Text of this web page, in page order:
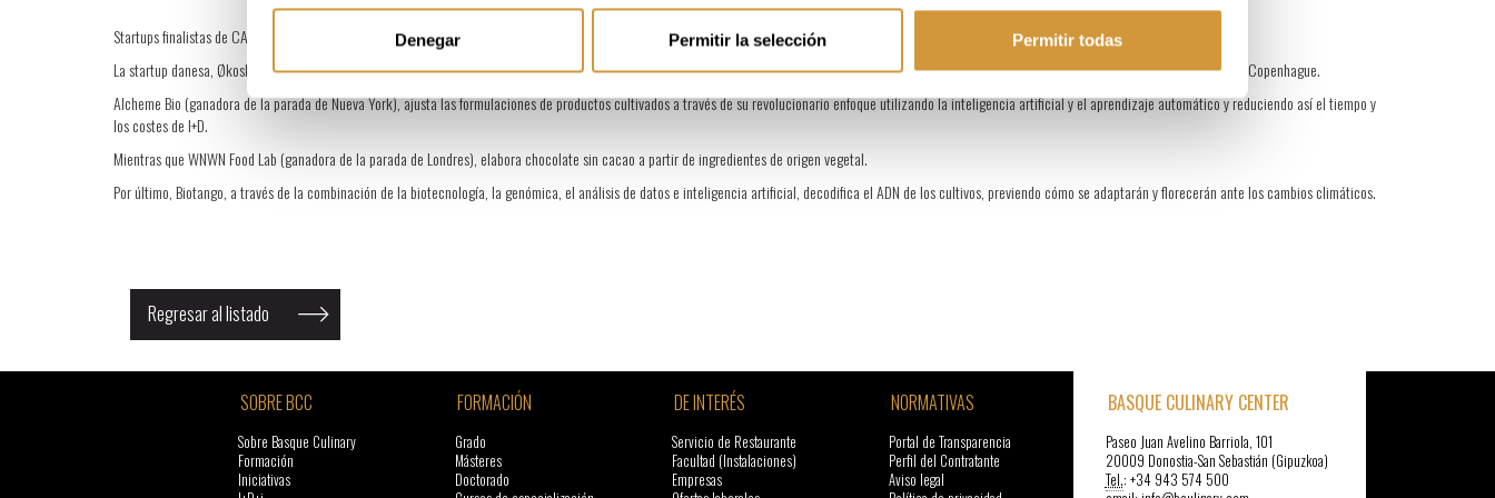
Denegar Permitir la selección Permitir todas
Startups finalistas de CA! On The Road
La startup danesa, Økoskabet, por su parte, conecta agricultores y productores locales directamente con el cliente para ofrecerle productos frescos de manera sostenible a través de “cabañas” repartidas por Copenhague.
Alcheme Bio (ganadora de la parada de Nueva York), ajusta las formulaciones de productos cultivados a través de su revolucionario enfoque utilizando la inteligencia artificial y el aprendizaje automático y reduciendo así el tiempo y
los costes de I+D.
Mientras que WNWN Food Lab (ganadora de la parada de Londres), elabora chocolate sin cacao a partir de ingredientes de origen vegetal.
Por último, Biotango, a través de la combinación de la biotecnología, la genómica, el análisis de datos e inteligencia artificial, decodifica el ADN de los cultivos, previendo cómo se adaptarán y florecerán ante los cambios climáticos.
Regresar al listado
SOBRE BCC
Sobre Basque Culinary
Formación
Iniciativas
FORMACIÓN
Grado
Másteres
Doctorado
DE INTERÉS
Servicio de Restaurante
Facultad (Instalaciones)
Empresas
NORMATIVAS
Portal de Transparencia
Perfil del Contratante
Aviso legal
BASQUE CULINARY CENTER
Paseo Juan Avelino Barriola, 101
20009 Donostia-San Sebastián (Gipuzkoa)
Tel.: +34 943 574 500